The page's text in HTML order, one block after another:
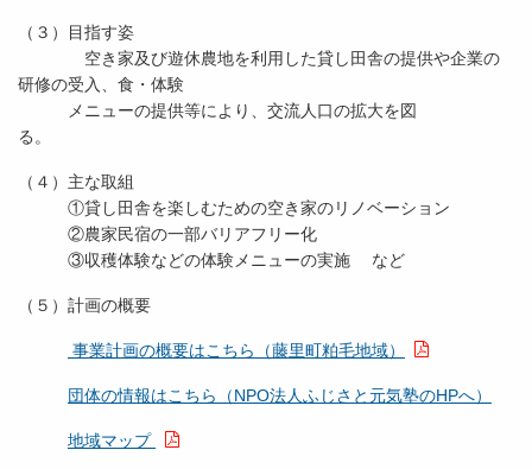
（３）目指す姿
空き家及び遊休農地を利用した貸し田舎の提供や企業の
研修の受入、食・体験
メニューの提供等により、交流人口の拡大を図
（４）主な取組
①貸し田舎を楽しむための空き家のリノベーション
②農家民宿の一部バリアフリー化
③収穫体験などの体験メニューの実施 など
（５）計画の概要
事業計画の概要はこちら（藤里町粕毛地域）
団体の情報はこちら（NPO法人ふじさと元気塾のHPへ）
地域マップ